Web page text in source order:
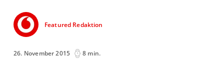
Featured Redaktion
26. November 2015 8 min.